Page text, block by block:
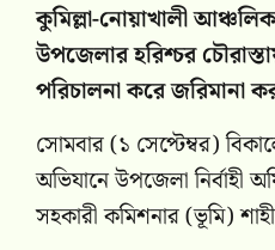
কুমিল্লা-নোয়াখালী
উপজেলার হরিশ্চর
পরিচালনা করে জরিমানা
সোমবার (১ সেপ্টেম্বর)
অভিযানে উপজেলা নির্বাহী
সহকারী কমিশনার (ভূমি)